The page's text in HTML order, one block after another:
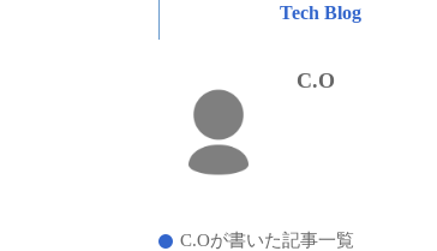
Tech Blog
C.O
C.Oが書いた記事一覧